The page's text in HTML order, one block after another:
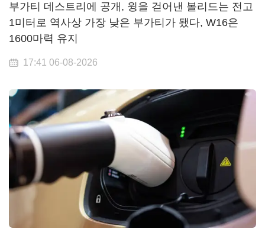
부가티 데스트리에 공개, 윙을 걷어낸 볼리드는 전고
1미터로 역사상 가장 낮은 부가티가 됐다, W16은
1600마력 유지
17:41 06-08-2026